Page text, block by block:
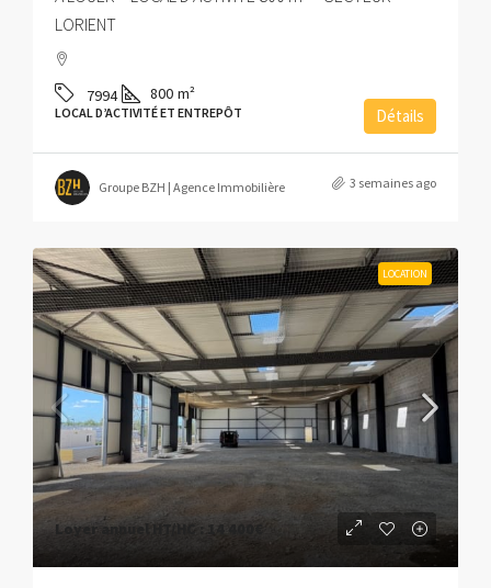
LORIENT
7994 800 m²
LOCAL D’ACTIVITÉ ET ENTREPÔT Détails
Groupe BZH | Agence Immobilière 3 semaines ago
LOCATION
Loyer annuel HT/HC : 14 400€